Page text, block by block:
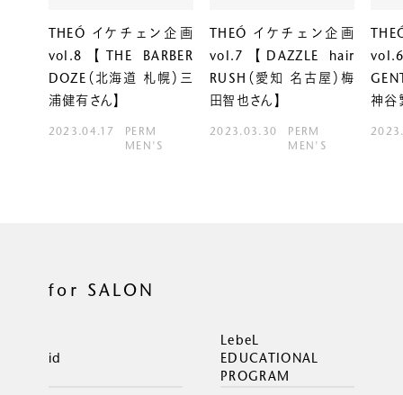
THEÓ イケチェン企画
vol.8 【THE BARBER
DOZE（北海道 札幌）三
浦健有さん】
2023.04.17
PERM
MEN'S
THEÓ イケチェン企画
vol.7 【DAZZLE hair
RUSH（愛知 名古屋）梅
田智也さん】
2023.03.30
PERM
MEN'S
神谷
for SALON
id
LebeL
EDUCATIONAL
PROGRAM